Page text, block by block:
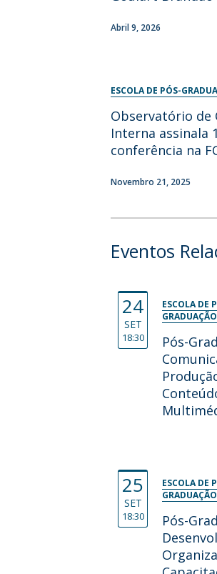
Abril 9, 2026
ESCOLA DE PÓS-
Observatório de
Interna assinala
conferência na
Novembro 21, 2025
Eventos
24
SET
18:30
ESCOLA DE
GRADUAÇÃO
Pós-
25
SET
18:30
ESCOLA DE
GRADUAÇÃO
Pós-